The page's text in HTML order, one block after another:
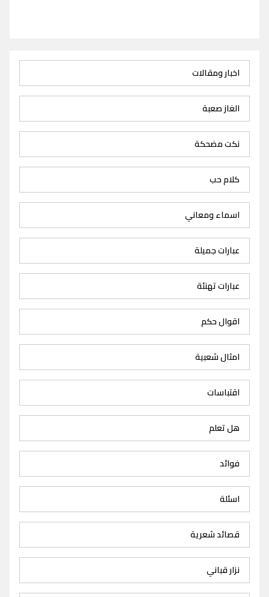
اخبار ومقالات
الغاز صعبة
نكت مضحكة
كلام حب
اسماء ومعاني
عبارات جميلة
عبارات تهنئة
اقوال حكم
امثال شعبية
اقتباسات
هل تعلم
فوائد
اسئلة
قصائد شعرية
نزار قباني